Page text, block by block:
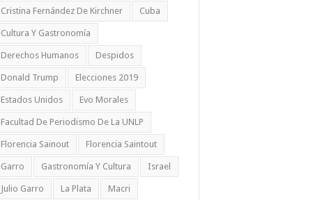
Cristina Fernández De Kirchner Cuba
Cultura Y Gastronomía
Derechos Humanos Despidos
Donald Trump Elecciones 2019
Estados Unidos Evo Morales
Facultad De Periodismo De La UNLP
Florencia Sainout Florencia Saintout
Garro Gastronomía Y Cultura Israel
Julio Garro La Plata Macri